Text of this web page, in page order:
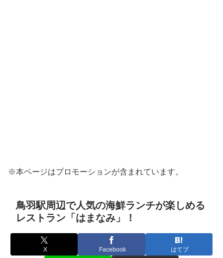
※本ページはプロモーションが含まれています。
鳥羽駅周辺で人気の海鮮ランチが楽しめる
レストラン「はまなみ」！
X Facebook はてブ